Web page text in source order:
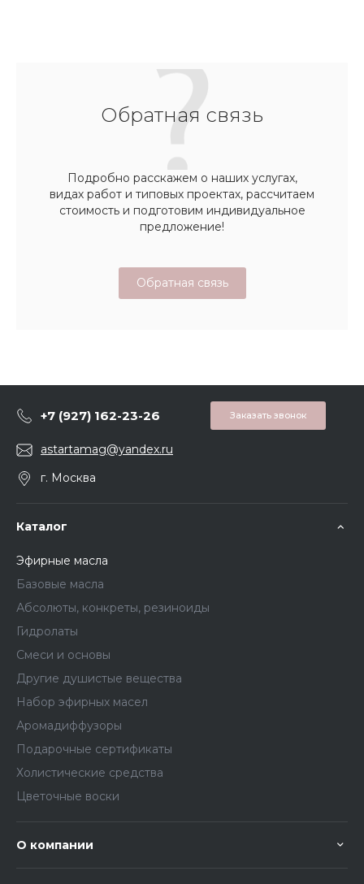
Обратная связь
Подробно расскажем о наших услугах,
видах работ и типовых проектах, рассчитаем
стоимость и подготовим индивидуальное
предложение!
Обратная связь
+7 (927) 162-23-26 Заказать звонок
astartamag@yandex.ru
г. Москва
Каталог
Эфирные масла
Базовые масла
Абсолюты, конкреты, резиноиды
Гидролаты
Смеси и основы
Другие душистые вещества
Набор эфирных масел
Аромадиффузоры
Подарочные сертификаты
Холистические средства
Цветочные воски
О компании